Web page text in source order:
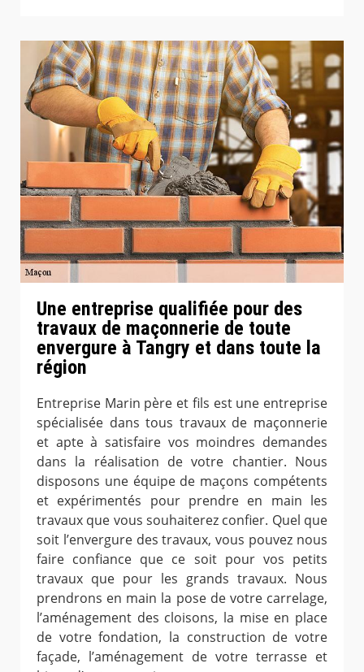
Une entreprise qualifiée pour des
travaux de maçonnerie de toute
envergure à Tangry et dans toute la
région
Entreprise Marin père et fils est une entreprise
spécialisée dans tous travaux de maçonnerie
et apte à satisfaire vos moindres demandes
dans la réalisation de votre chantier. Nous
disposons une équipe de maçons compétents
et expérimentés pour prendre en main les
travaux que vous souhaiterez confier. Quel que
soit l’envergure des travaux, vous pouvez nous
faire confiance que ce soit pour vos petits
travaux que pour les grands travaux. Nous
prendrons en main la pose de votre carrelage,
l’aménagement des cloisons, la mise en place
de votre fondation, la construction de votre
façade, l’aménagement de votre terrasse et